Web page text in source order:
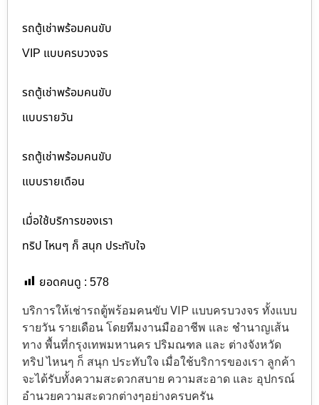
รถตู้เช่าพร้อมคนขับ
VIP แบบครบวงจร
รถตู้เช่าพร้อมคนขับ
แบบรายวัน
รถตู้เช่าพร้อมคนขับ
แบบรายเดือน
เมื่อใช้บริการของเรา
ทริป ไหนๆ ก็ สนุก ประทับใจ
ยอดคนดู : 578
บริการให้เช่ารถตู้พร้อมคนขับ VIP แบบครบวงจร ทั้งแบบ
รายวัน รายเดือน โดยทีมงานมืออาชีพ และ ชำนาญเส้น
ทาง พื้นที่กรุงเทพมหานคร ปริมณฑล และ ต่างจังหวัด
ทริป ไหนๆ ก็ สนุก ประทับใจ เมื่อใช้บริการของเรา ลูกค้า
จะได้รับทั้งความสะดวกสบาย ความสะอาด และ อุปกรณ์
อำนวยความสะดวกต่างๆอย่างครบครัน